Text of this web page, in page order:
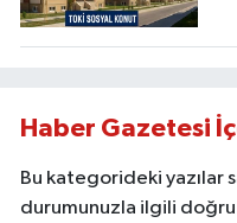
Haber Gazetesi
Bu kategorideki yazılar
durumunuzla ilgili